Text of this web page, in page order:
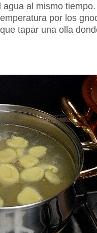
al mismo
por los
tapar una olla